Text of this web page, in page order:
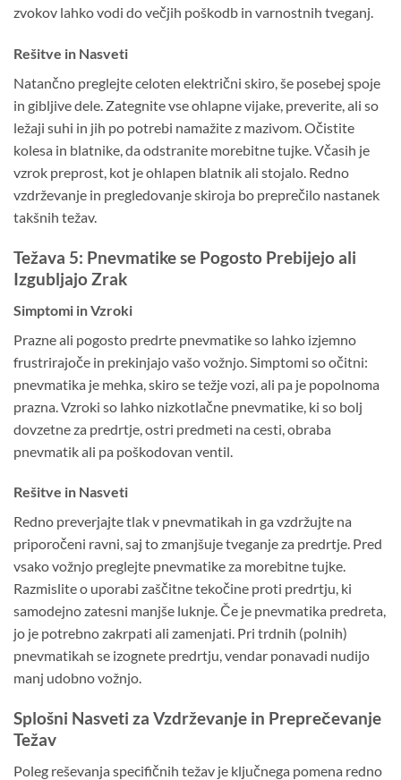
zvokov lahko vodi do večjih poškodb in varnostnih tveganj.
Rešitve in Nasveti
Natančno preglejte celoten električni skiro, še posebej spoje
in gibljive dele. Zategnite vse ohlapne vijake, preverite, ali so
ležaji suhi in jih po potrebi namažite z mazivom. Očistite
kolesa in blatnike, da odstranite morebitne tujke. Včasih je
vzrok preprost, kot je ohlapen blatnik ali stojalo. Redno
vzdrževanje in pregledovanje skiroja bo preprečilo nastanek
takšnih težav.
Težava 5: Pnevmatike se Pogosto Prebijejo ali
Izgubljajo Zrak
Simptomi in Vzroki
Prazne ali pogosto predrte pnevmatike so lahko izjemno
frustrirajoče in prekinjajo vašo vožnjo. Simptomi so očitni:
pnevmatika je mehka, skiro se težje vozi, ali pa je popolnoma
prazna. Vzroki so lahko nizkotlačne pnevmatike, ki so bolj
dovzetne za predrtje, ostri predmeti na cesti, obraba
pnevmatik ali pa poškodovan ventil.
Rešitve in Nasveti
Redno preverjajte tlak v pnevmatikah in ga vzdržujte na
priporočeni ravni, saj to zmanjšuje tveganje za predrtje. Pred
vsako vožnjo preglejte pnevmatike za morebitne tujke.
Razmislite o uporabi zaščitne tekočine proti predrtju, ki
samodejno zatesni manjše luknje. Če je pnevmatika predreta,
jo je potrebno zakrpati ali zamenjati. Pri trdnih (polnih)
pnevmatikah se izognete predrtju, vendar ponavadi nudijo
manj udobno vožnjo.
Splošni Nasveti za Vzdrževanje in Preprečevanje
Težav
Poleg reševanja specifičnih težav je ključnega pomena redno